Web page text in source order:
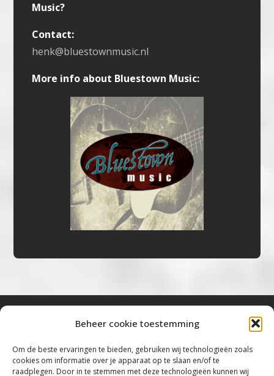
Beheer cookie toestemming
Om de beste ervaringen te bieden, gebruiken wij technologieën zoals
cookies om informatie over je apparaat op te slaan en/of te
raadplegen. Door in te stemmen met deze technologieën kunnen wij
Music?
Contact:
henk@bluestownmusic.nl
More info about Bluestown Music:
“Voor de mooiste Blues, Rock, Roots &